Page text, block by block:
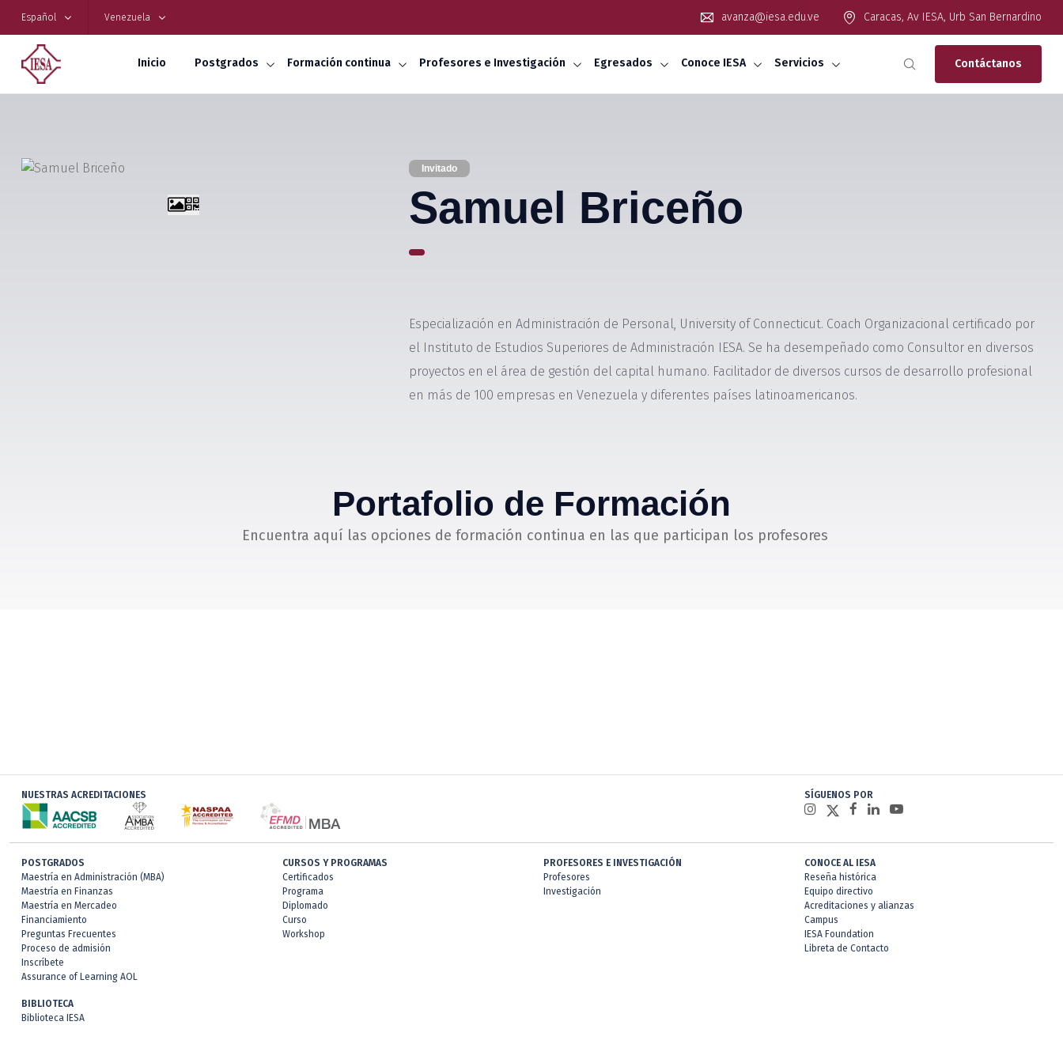
Español Venezuela avanza@iesa.edu.ve Caracas, Av IESA, Urb San Bernardino
Inicio Postgrados Formación continua Profesores e Investigación Egresados Conoce IESA Servicios Contáctanos
Invitado
Samuel Briceño
Especialización en Administración de Personal, University of Connecticut. Coach Organizacional certificado por
el Instituto de Estudios Superiores de Administración IESA. Se ha desempeñado como Consultor en diversos
proyectos en el área de gestión del capital humano. Facilitador de diversos cursos de desarrollo profesional
en más de 100 empresas en Venezuela y diferentes países latinoamericanos.
Portafolio de Formación
Encuentra aquí las opciones de formación continua en las que participan los profesores
NUESTRAS ACREDITACIONES SÍGUENOS POR
POSTGRADOS
Maestría en Administración (MBA)
Maestría en Finanzas
Maestría en Mercadeo
Financiamiento
Preguntas Frecuentes
Proceso de admisión
Inscríbete
Assurance of Learning AOL
CURSOS Y PROGRAMAS
Certificados
Programa
Diplomado
Curso
Workshop
PROFESORES E INVESTIGACIÓN
Profesores
Investigación
CONOCE AL IESA
Reseña histórica
Equipo directivo
Acreditaciones y alianzas
Campus
IESA Foundation
Libreta de Contacto
BIBLIOTECA
Biblioteca IESA